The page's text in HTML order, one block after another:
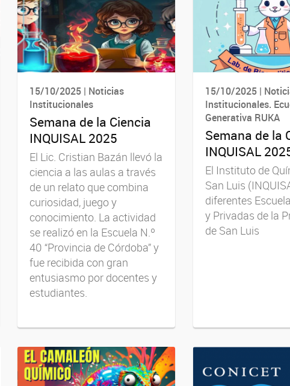
15/10/2025 | Noticias
Institucionales
Semana de la Ciencia
INQUISAL 2025
El Lic. Cristian Bazán llevó la
ciencia a las aulas a través
de un relato que combina
curiosidad, juego y
conocimiento. La actividad
se realizó en la Escuela N.º
40 “Provincia de Córdoba” y
fue recibida con gran
entusiasmo por docentes y
estudiantes.
15/10/2025 |
Institucionales.
Generativa RUKA
Semana de la
INQUISAL
El Instituto de
San Luis
diferentes
y Privadas de la
de San Luis